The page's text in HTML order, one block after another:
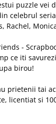
puzzle vei
celebrul
Rachel,
-
ce iti
birou!
prietenii tai
licentiat si